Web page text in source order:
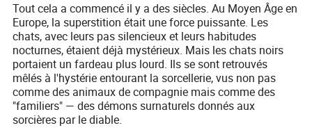
Tout cela a commencé il y a des siècles. Au Moyen Âge en
Europe, la superstition était une force puissante. Les
chats, avec leurs pas silencieux et leurs habitudes
nocturnes, étaient déjà mystérieux. Mais les chats noirs
portaient un fardeau plus lourd. Ils se sont retrouvés
mêlés à l'hystérie entourant la sorcellerie, vus non pas
comme des animaux de compagnie mais comme des
"familiers" — des démons surnaturels donnés aux
sorcières par le diable.